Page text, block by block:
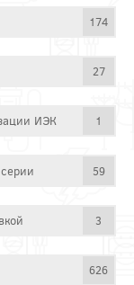
174
27
ИЭК 1
59
3
626